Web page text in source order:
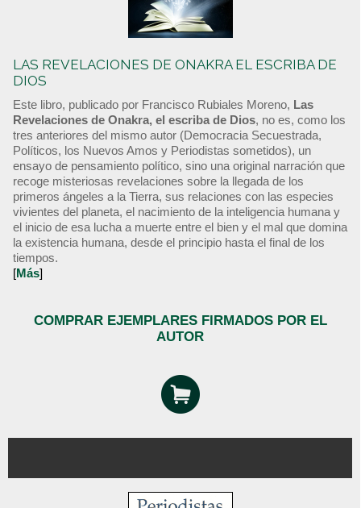
LAS REVELACIONES DE ONAKRA EL ESCRIBA DE
DIOS
Este libro, publicado por Francisco Rubiales Moreno, Las
Revelaciones de Onakra, el escriba de Dios, no es, como los
tres anteriores del mismo autor (Democracia Secuestrada,
Políticos, los Nuevos Amos y Periodistas sometidos), un
ensayo de pensamiento político, sino una original narración que
recoge misteriosas revelaciones sobre la llegada de los
primeros ángeles a la Tierra, sus relaciones con las especies
vivientes del planeta, el nacimiento de la inteligencia humana y
el inicio de esa lucha a muerte entre el bien y el mal que domina
la existencia humana, desde el principio hasta el final de los
tiempos.
[Más]
COMPRAR EJEMPLARES FIRMADOS POR EL
AUTOR